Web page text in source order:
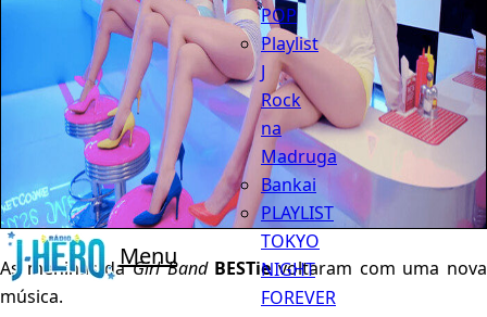
Menu
POP
Playlist
J
Rock
na
Madruga
Bankai
PLAYLIST
TOKYO
NIGHT
FOREVER
As meninas daGirl Band BESTievoltaram com uma nova
música.